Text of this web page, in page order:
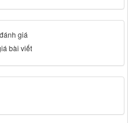
giá
bài viết